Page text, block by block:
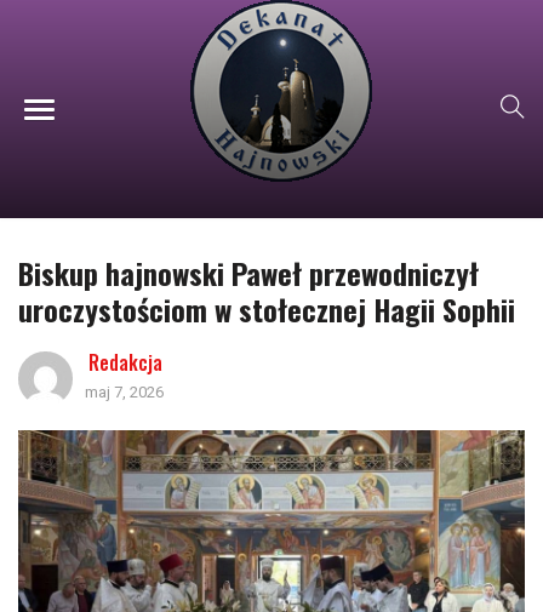
Biskup hajnowski Paweł przewodniczył
uroczystościom w stołecznej Hagii Sophii
Redakcja
maj 7, 2026